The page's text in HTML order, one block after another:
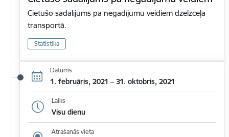
Cietušo sadalījums pa negadījumu veidiem dzelzceļa
transportā.
Statistika
Datums
1. februāris, 2021 – 31. oktobris, 2021
Laiks
Visu dienu
Atrašanās vieta